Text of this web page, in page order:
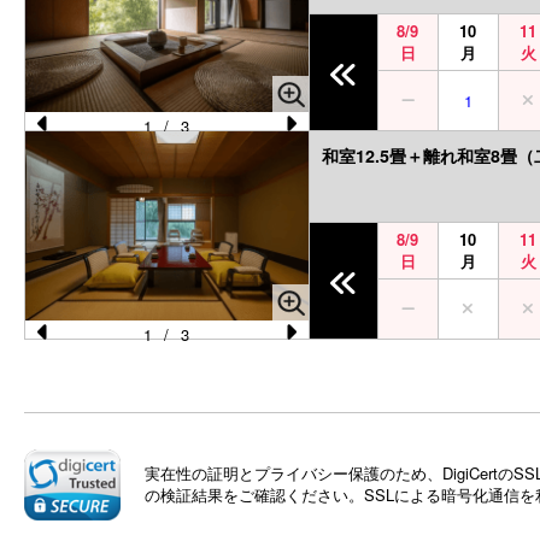
o
u
s
Pr
e
vi
o
u
s
1 / 3
8/9
日
10
月
11
火
1
o
u
1 / 3
和室12.5畳＋離れ和室8畳（
8/9
日
10
月
11
火
実在性の証明とプライバシー保護のため、DigiCertの
の検証結果をご確認ください。SSLによる暗号化通信